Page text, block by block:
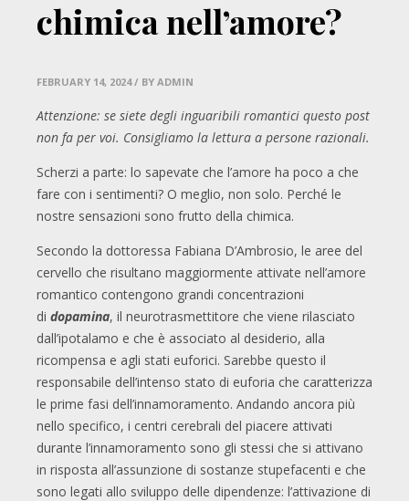
chimica nell’amore?
FEBRUARY 14, 2024 / BY ADMIN
Attenzione: se siete degli inguaribili romantici questo post
non fa per voi. Consigliamo la lettura a persone razionali.
Scherzi a parte: lo sapevate che l’amore ha poco a che
fare con i sentimenti? O meglio, non solo. Perché le
nostre sensazioni sono frutto della chimica.
Secondo la dottoressa Fabiana D’Ambrosio, le aree del
cervello che risultano maggiormente attivate nell’amore
romantico contengono grandi concentrazioni
di dopamina, il neurotrasmettitore che viene rilasciato
dall’ipotalamo e che è associato al desiderio, alla
ricompensa e agli stati euforici. Sarebbe questo il
responsabile dell’intenso stato di euforia che caratterizza
le prime fasi dell’innamoramento. Andando ancora più
nello specifico, i centri cerebrali del piacere attivati
durante l’innamoramento sono gli stessi che si attivano
in risposta all’assunzione di sostanze stupefacenti e che
sono legati allo sviluppo delle dipendenze: l’attivazione di